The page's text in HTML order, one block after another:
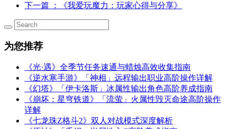
下一篇
：《我爱玩魔力：玩家心得与分享》
为您推荐
《光·遇》全季节任务速通与蜡烛高效收集指南
《逆水寒手游》「神相」远程输出职业高阶操作详解
《幻塔》「伊卡洛斯」冰属性输出角色高阶养成指南
《崩坏：星穹铁道》「流萤」火属性毁灭命途高阶操作
详解
《七龙珠Z格斗2》双人对战模式深度解析